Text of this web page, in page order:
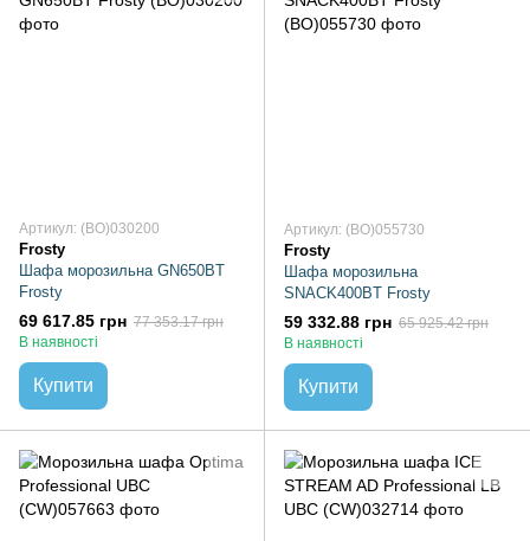
Артикул: (BO)030200
Frosty
Шафа морозильна GN650BT
Frosty
69 617.85 грн 77 353.17 грн
В наявності
Купити
Артикул: (BO)055730
Frosty
Шафа морозильна
SNACK400BT Frosty
59 332.88 грн 65 925.42 грн
В наявності
Купити